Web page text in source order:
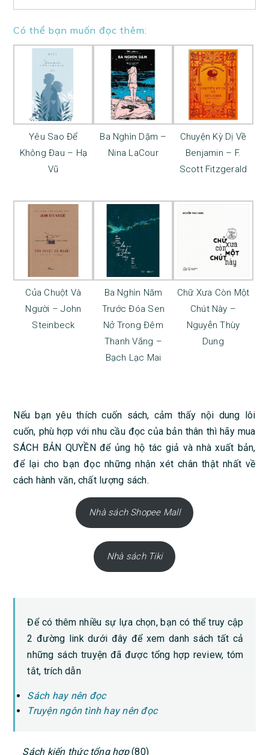
Có thể bạn muốn đọc thêm:
Yêu Sao Để
Không Đau – Hạ
Vũ
Ba Nghìn Dặm –
Nina LaCour
Chuyện Kỳ Dị Về
Benjamin – F.
Scott Fitzgerald
Của Chuột Và
Người – John
Steinbeck
Ba Nghìn Năm
Trước Đóa Sen
Nở Trong Đêm
Thanh Vắng –
Bạch Lạc Mai
Chữ Xưa Còn Một
Chút Này –
Nguyễn Thùy
Dung
Nếu bạn yêu thích cuốn sách, cảm thấy nội dung lôi
cuốn, phù hợp với nhu cầu đọc của bản thân thì hãy mua
SÁCH BẢN QUYỀN để ủng hộ tác giả và nhà xuất bản,
để lại cho bạn đọc những nhận xét chân thật nhất về
cách hành văn, chất lượng sách.
Nhà sách Shopee Mall
Nhà sách Tiki
Để có thêm nhiều sự lựa chọn, bạn có thể truy cập
2 đường link dưới đây để xem danh sách tất cả
những sách truyện đã được tổng hợp review, tóm
tắt, trích dẫn
Sách hay nên đọc
Truyện ngôn tình hay nên đọc
PRIMARY
Sách kiến thức tổng hợp(80)